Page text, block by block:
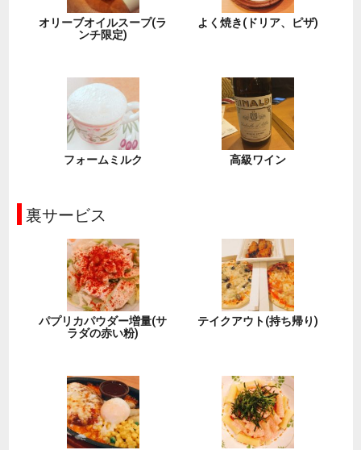
オリーブオイルスープ(ラ
ンチ限定)
よく焼き(ドリア、ピザ)
フォームミルク 高級ワイン
裏サービス
パプリカパウダー増量(サ
ラダの赤い粉)
テイクアウト(持ち帰り)